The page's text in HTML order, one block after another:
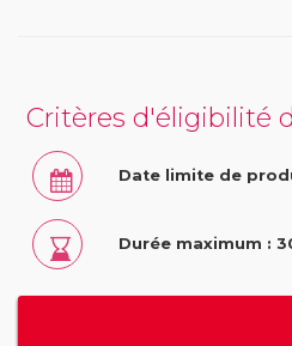
Critères d'éligibilité
Date limite de
Durée maximum :